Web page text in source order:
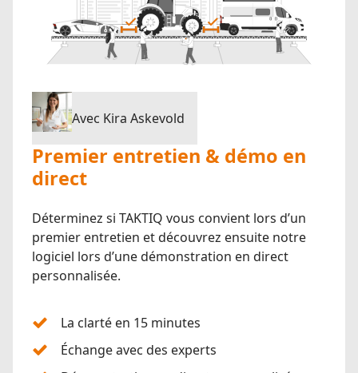
Avec Kira Askevold
Premier entretien & démo en
direct
Déterminez si TAKTIQ vous convient lors d’un
premier entretien et découvrez ensuite notre
logiciel lors d’une démonstration en direct
personnalisée.
La clarté en 15 minutes
Échange avec des experts